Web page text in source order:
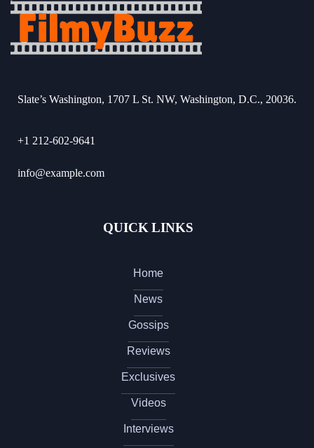
Slate’s Washington, 1707 L St. NW, Washington, D.C., 20036.
+1 212-602-9641
info@example.com
QUICK LINKS
Home
News
Gossips
Reviews
Exclusives
Videos
Interviews